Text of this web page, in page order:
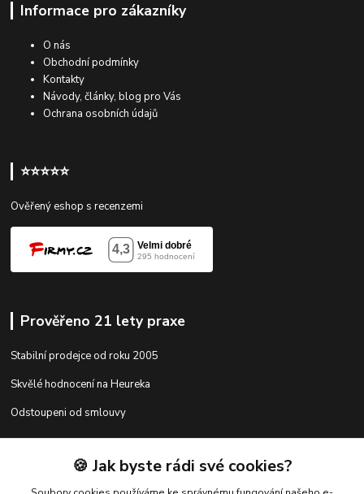
Informace pro zákazníky
O nás
Obchodní podmínky
Kontakty
Návody, články, blog pro Vás
Ochrana osobních údajů
⭐⭐⭐⭐⭐
Ověřený eshop s recenzemi
Prověřeno 21 lety praxe
Stabilní prodejce od roku 2005
Skvělé hodnocení na Heureka
Odstoupeni od smlouvy
Kontakty🍪 Jak byste rádi své cookies?